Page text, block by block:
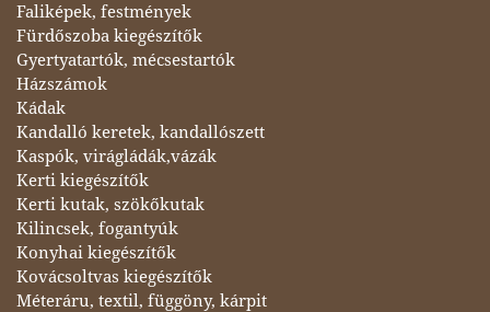
Faliképek, festmények
Fürdőszoba kiegészítők
Gyertyatartók, mécsestartók
Házszámok
Kádak
Kandalló keretek, kandallószett
Kaspók, virágládák,vázák
Kerti kiegészítők
Kerti kutak, szökőkutak
Kilincsek, fogantyúk
Konyhai kiegészítők
Kovácsoltvas kiegészítők
Méteráru, textil, függöny, kárpit